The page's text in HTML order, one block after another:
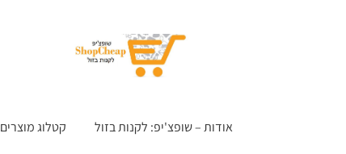
אודות – שופצ'יפ: לקנות בזול קטלוג מוצרים